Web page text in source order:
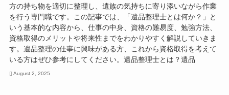
方の持ち物を適切に整理し、遺族の気持ちに寄り添いながら作業
を行う専門職です。この記事では、「遺品整理士とは何か？」と
いう基本的な内容から、仕事の中身、資格の難易度、勉強方法、
資格取得のメリットや将来性までをわかりやすく解説していきま
す。遺品整理の仕事に興味がある方、これから資格取得を考えて
いる方はぜひ参考にしてください。遺品整理士とは？遺品
August 2, 2025